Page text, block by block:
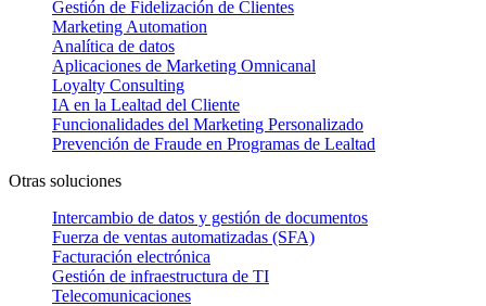
Gestión de Fidelización de Clientes
Marketing Automation
Analítica de datos
Aplicaciones de Marketing Omnicanal
Loyalty Consulting
IA en la Lealtad del Cliente
Funcionalidades del Marketing Personalizado
Prevención de Fraude en Programas de Lealtad
Otras soluciones
Intercambio de datos y gestión de documentos
Fuerza de ventas automatizadas (SFA)
Facturación electrónica
Gestión de infraestructura de TI
Telecomunicaciones